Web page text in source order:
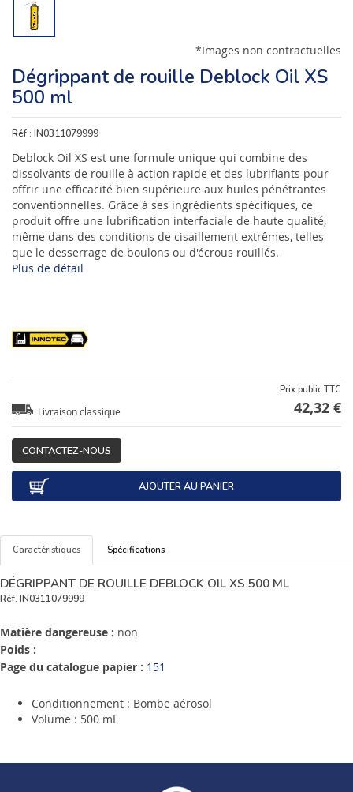
*Images non contractuelles
Dégrippant de rouille Deblock Oil XS
500 ml
Réf : IN0311079999
Deblock Oil XS est une formule unique qui combine des
dissolvants de rouille à action rapide et des lubrifiants pour
offrir une efficacité bien supérieure aux huiles pénétrantes
conventionnelles. Grâce à ses ingrédients spécifiques, ce
produit offre une lubrification interfaciale de haute qualité,
même dans des conditions de cisaillement extrêmes, telles
que le desserrage de boulons ou d'écrous rouillés.
Plus de détail
Livraison classique
Prix public TTC
42,32 €
CONTACTEZ-NOUS
AJOUTER AU PANIER
Caractéristiques Spécifications
DÉGRIPPANT DE ROUILLE DEBLOCK OIL XS 500 ML
Réf. IN0311079999
Matière dangereuse : non
Poids :
Page du catalogue papier : 151
Conditionnement : Bombe aérosol
Volume : 500 mL